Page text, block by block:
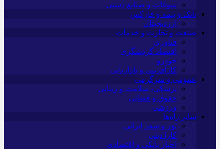
سوغات و صنایع دستی
بانک و بیمه و فارکس
ارزدیجیتال
صنعت و تجارت و خدمات
فناوری
اقتصاد گردشگری
خودرو
کارآفرینی و بازاریابی
عمومی و سرگرمی
پزشکی، سلامت و زیبایی
حقوق و قضایی
ورزشی
سایر راه‌ها
تور و سفر ایرانی
کارا دیلی
اخبار بانکی و اقتصادی